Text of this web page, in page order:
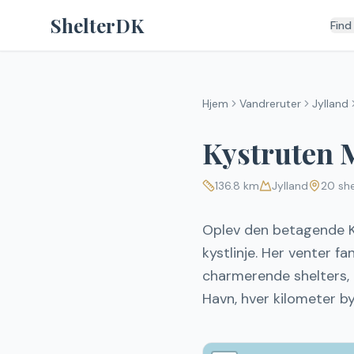
ShelterDK
Hjem Vandreruter Jylland
Kystruten
136.8 km Jylland 20
Oplev den betagende
kystlinje. Her venter
charmerende
Havn, hver kilometer